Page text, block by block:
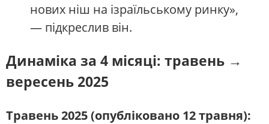
нових ніш на ізраїльському ринку»,
— підкреслив він.
Динаміка за 4 місяці: травень →
вересень 2025
Травень 2025 (опубліковано 12 травня):